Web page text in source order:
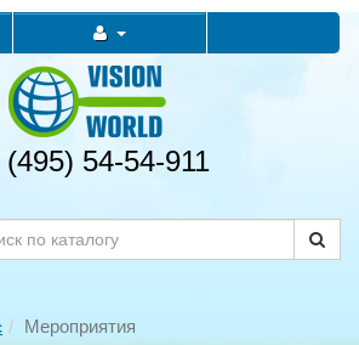
(495) 54-54-911
Мероприятия